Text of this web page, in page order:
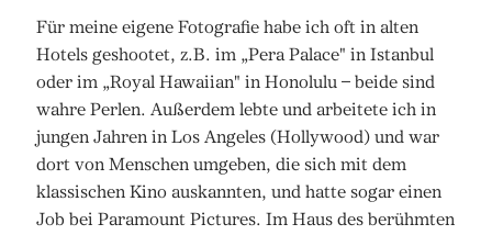
Für meine eigene Fotografie habe ich oft in alten
Hotels geshootet, z.B. im „Pera Palace" in Istanbul
oder im „Royal Hawaiian" in Honolulu – beide sind
wahre Perlen. Außerdem lebte und arbeitete ich in
jungen Jahren in Los Angeles (Hollywood) und war
dort von Menschen umgeben, die sich mit dem
klassischen Kino auskannten, und hatte sogar einen
Job bei Paramount Pictures. Im Haus des berühmten